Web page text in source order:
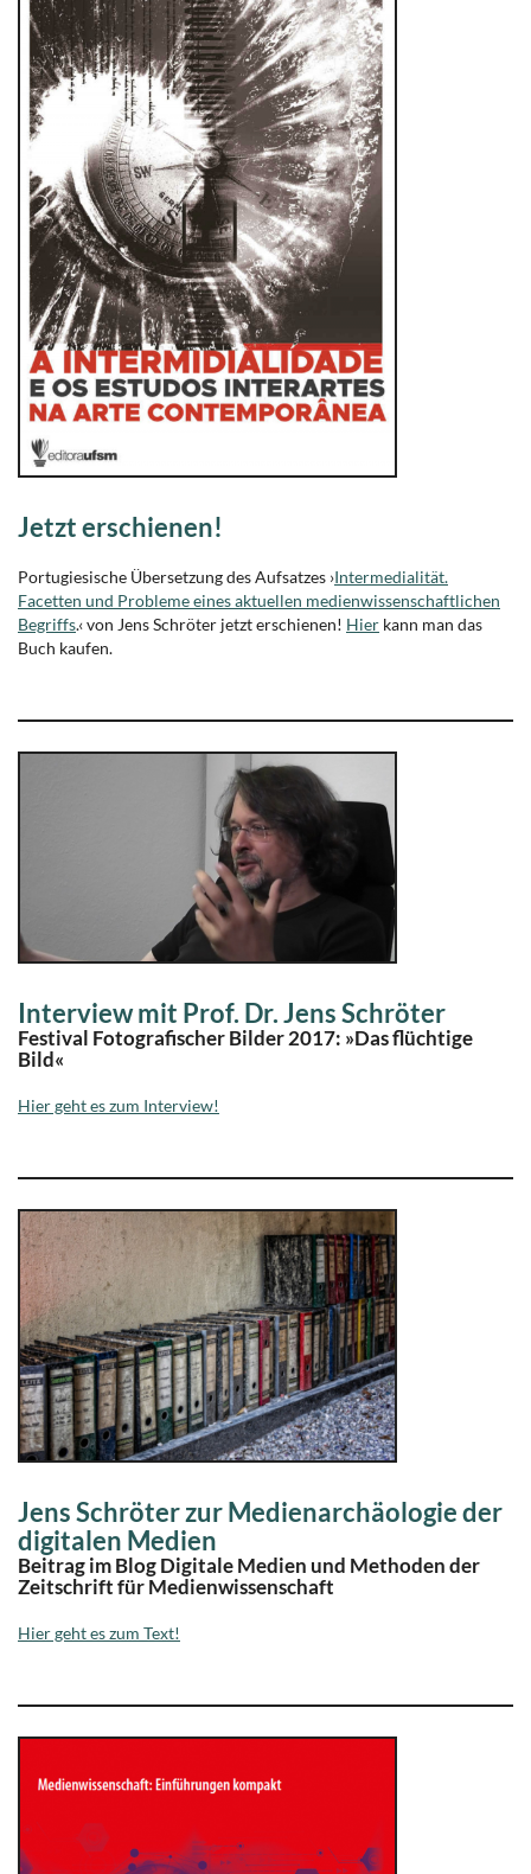
Jetzt erschienen!
Portugiesische Übersetzung des Aufsatzes ›Intermedialität.
Facetten und Probleme eines aktuellen medienwissenschaftlichen
Begriffs.‹ von Jens Schröter jetzt erschienen! Hier kann man das
Buch kaufen.
Interview mit Prof. Dr. Jens Schröter
Festival Fotografischer Bilder 2017: »Das flüchtige
Bild«
Hier geht es zum Interview!
Jens Schröter zur Medienarchäologie der
digitalen Medien
Beitrag im Blog Digitale Medien und Methoden der
Zeitschrift für Medienwissenschaft
Hier geht es zum Text!